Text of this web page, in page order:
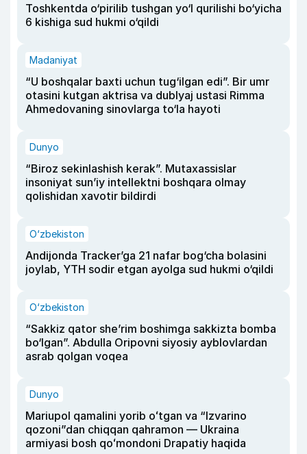
Toshkentda o‘pirilib tushgan yo‘l qurilishi bo‘yicha
6 kishiga sud hukmi o‘qildi
Madaniyat
“U boshqalar baxti uchun tug‘ilgan edi”. Bir umr
otasini kutgan aktrisa va dublyaj ustasi Rimma
Ahmedovaning sinovlarga to‘la hayoti
Dunyo
“Biroz sekinlashish kerak”. Mutaxassislar
insoniyat sun’iy intellektni boshqara olmay
qolishidan xavotir bildirdi
O‘zbekiston
Andijonda Tracker’ga 21 nafar bog‘cha bolasini
joylab, YTH sodir etgan ayolga sud hukmi o‘qildi
O‘zbekiston
“Sakkiz qator she’rim boshimga sakkizta bomba
bo‘lgan”. Abdulla Oripovni siyosiy ayblovlardan
asrab qolgan voqea
Dunyo
Mariupol qamalini yorib oʻtgan va “Izvarino
qozoni”dan chiqqan qahramon — Ukraina
armiyasi bosh qoʻmondoni Drapatiy haqida